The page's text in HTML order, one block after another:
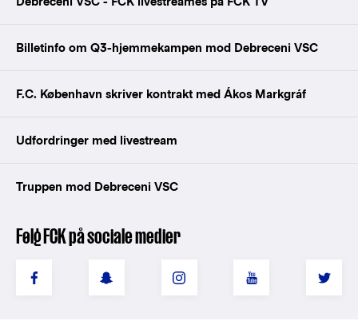
Billetinfo om Q3-hjemmekampen mod Debreceni VSC
F.C. København skriver kontrakt med Ákos Markgráf
Udfordringer med livestream
Truppen mod Debreceni VSC
Følg FCK på sociale medier